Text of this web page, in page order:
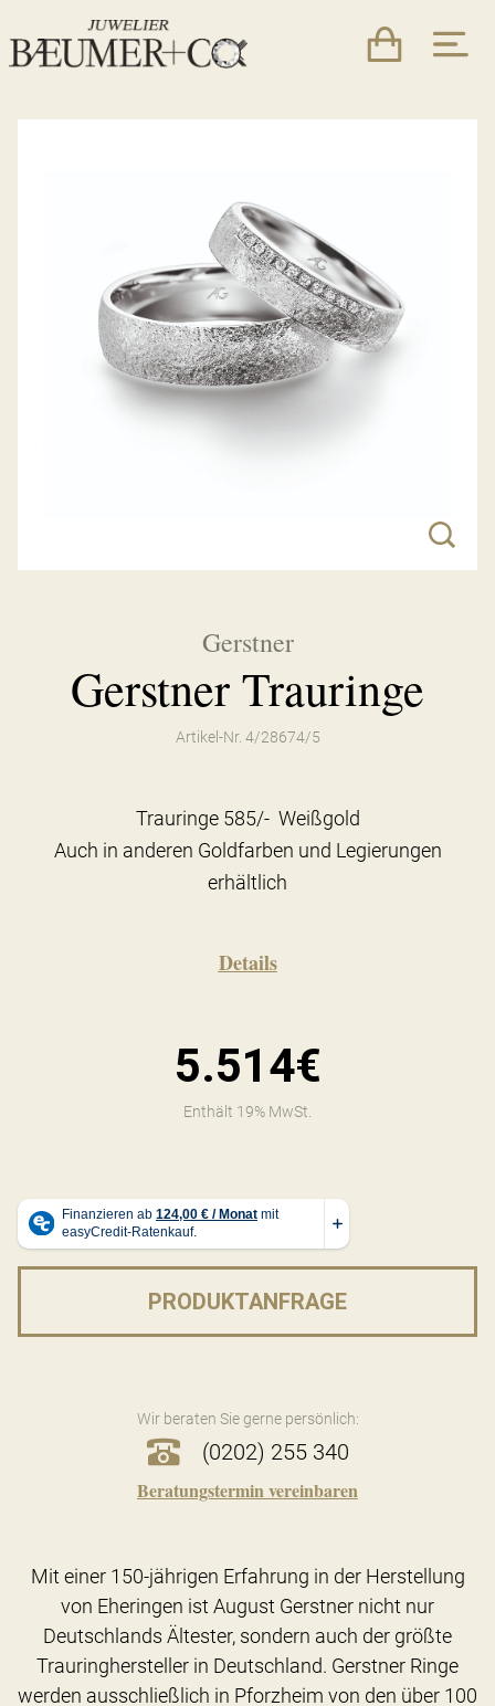
Gerstner
Gerstner Trauringe
Artikel-Nr. 4/28674/5
Trauringe 585/- Weißgold
Auch in anderen Goldfarben und Legierungen
erhältlich
Details
5.514€
Enthält 19% MwSt.
PRODUKTANFRAGE
Wir beraten Sie gerne persönlich:
(0202) 255 340
Beratungstermin vereinbaren
Mit einer 150-jährigen Erfahrung in der Herstellung
von Eheringen ist August Gerstner nicht nur
Deutschlands Ältester, sondern auch der größte
Trauringhersteller in Deutschland. Gerstner Ringe
werden ausschließlich in Pforzheim von den über 100